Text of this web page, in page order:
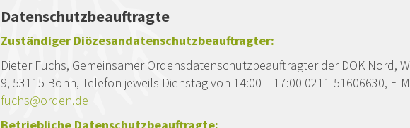
Datenschutzbeauftragte
Zuständiger Diözesandatenschutzbeauftragter:
Dieter Fuchs, Gemeinsamer Ordensdatenschutzbeauftragter der DOK Nord,
9, 53115 Bonn, Telefon jeweils Dienstag von 14:00 – 17:00 0211-51606630, E-
fuchs@orden.de
Betriebliche Datenschutzbeauftragte: